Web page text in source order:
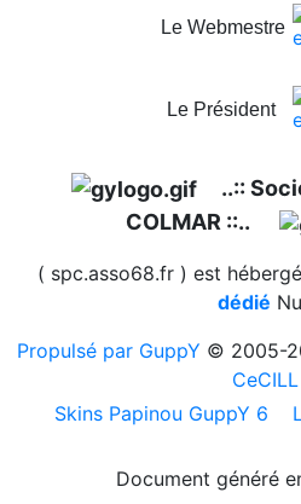
Le Webmestre
Le Président
..::
COLMAR ::..
( spc.asso68.fr ) est
dédié
Propulsé par GuppY © 2005-
CeCILL
Skins Papinou GuppY 6
Document généré